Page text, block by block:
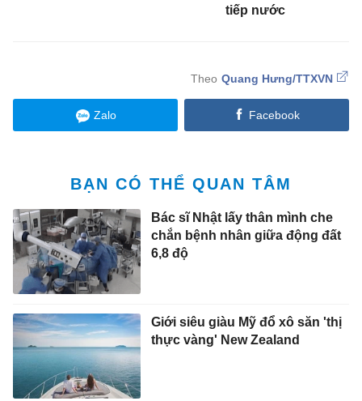
tiếp nước
Quang Hưng/TTXVN
Zalo Facebook
BẠN CÓ THỂ QUAN TÂM
Bác sĩ Nhật lấy thân mình che
chắn bệnh nhân giữa động đất
6,8 độ
Giới siêu giàu Mỹ đổ xô săn 'thị
thực vàng' New Zealand